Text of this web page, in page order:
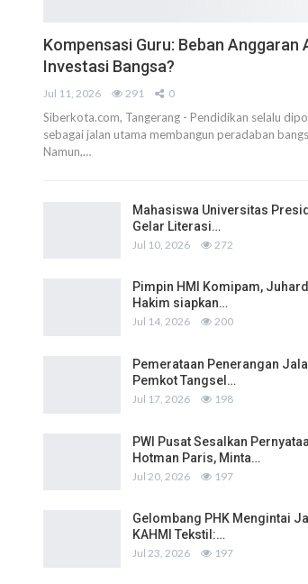
Kompensasi Guru: Beban Anggaran
Investasi Bangsa?
Jul 11, 2026 291 0
Siberkota.com, Tangerang - Pendidikan selalu
sebagai jalan utama membangun peradaban
Namun,…
Mahasiswa Universitas
Gelar Literasi…
Jul 10, 2026 272
Pimpin HMI Komipam,
Hakim siapkan…
Jul 14, 2026 200
Pemerataan Penerangan
Pemkot Tangsel…
Jul 17, 2026 198
PWI Pusat Sesalkan
Hotman Paris, Minta…
Jul 20, 2026 197
Gelombang PHK Mengintai
KAHMI Tekstil:…
Jul 23, 2026 197